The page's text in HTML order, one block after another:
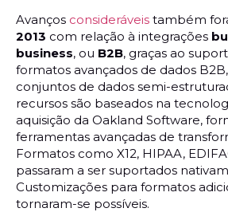
Avanços consideráveis também
2013 com relação à integrações
business, ou B2B, graças ao
formatos avançados de dados B2B,
conjuntos de dados semi-
recursos são baseados na
aquisição da Oakland Software,
ferramentas avançadas de
Formatos como X12, HIPAA,
passaram a ser suportados
Customizações para formatos
tornaram-se possíveis.